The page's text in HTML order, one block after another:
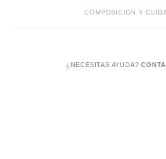
COMPOSICION Y
¿NECESITAS AYUDA?